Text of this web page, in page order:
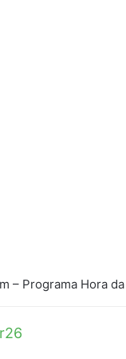
– Programa Hora da